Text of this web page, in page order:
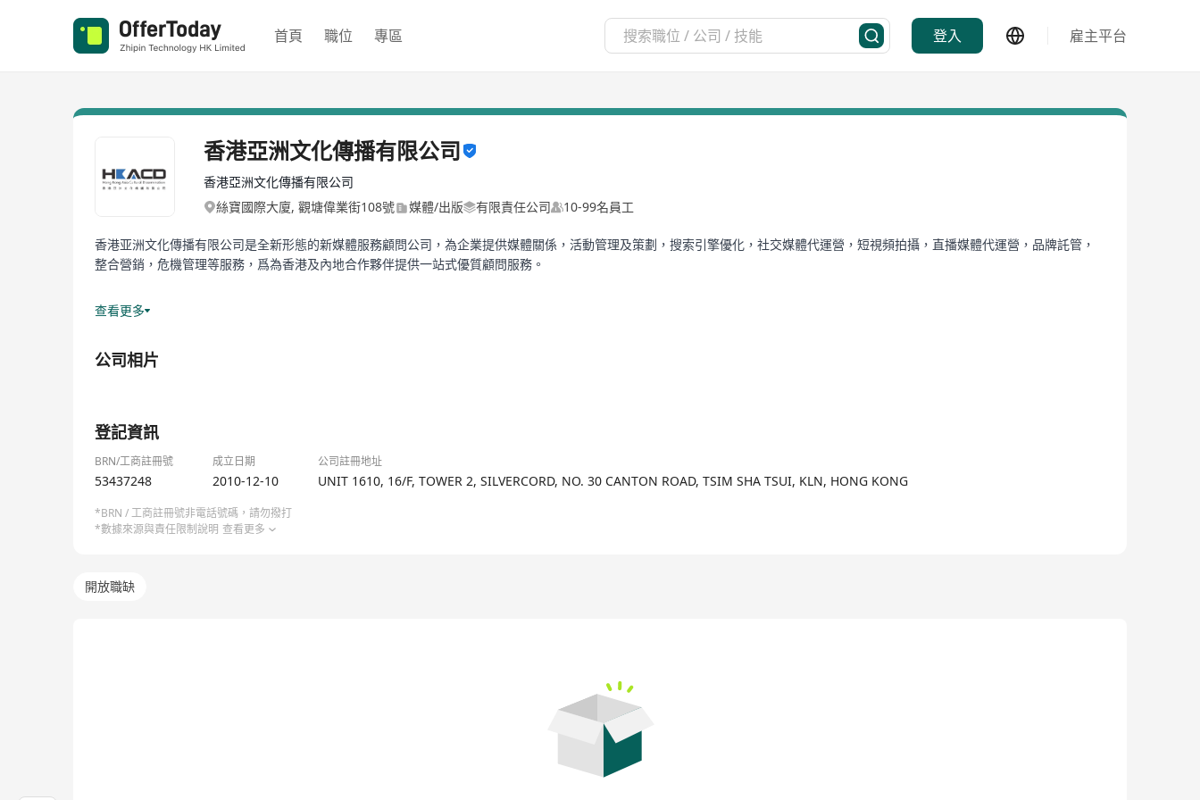
首頁 職位 專區 登入 雇主平台
香港亞洲文化傳播有限公司
香港亞洲文化傳播有限公司
絲寶國際大廈, 觀塘偉業街108號
媒體/出版 有限責任公司 10-99名員工
香港亚洲文化傳播有限公司是全新形態的新媒體服務顧問公司，為企業提供媒體關係，活動管理及策劃，搜索引擎優化，社交媒體代運營，短視頻拍攝，直播媒體代運營，品牌託管，
整合營銷，危機管理等服務，爲為香港及內地合作夥伴提供一站式優質顧問服務。
我們的團隊成員來自主流媒體、知名國際公關機構及上市集團企業，擁有豐富的公關經驗、宏觀的國際視野以及創新的思維理念。在品牌傳播業務上，香港亞洲文化傳播有限公司專注
企業品牌管理及營銷創新型整合傳播服務，長久以來致力于利用傳播資源優勢及創意團隊爲客戶創造品牌價值。同時利用本身強大的香港、中國內地及國際行業的資源網路，協助客戶
新能力爲客戶量身定制服務解决方案。
查看更多
公司相片
登記資訊
BRN/工商註冊號 成立日期 公司註冊地址
53437248 2010-12-10 UNIT 1610, 16/F, TOWER 2, SILVERCORD, NO. 30 CANTON ROAD, TSIM SHA TSUI, KLN, HONG KONG
*BRN / 工商註冊號非電話號碼，請勿撥打
*數據來源與責任限制說明 查看更多
開放職缺